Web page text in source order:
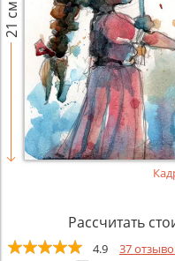
21 см
Рассчитать
4.9
37